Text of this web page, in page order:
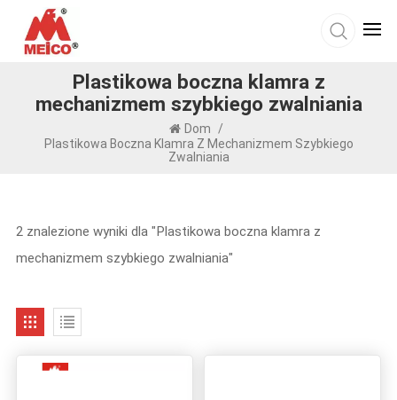
Plastikowa boczna klamra z
mechanizmem szybkiego zwalniania
Dom
/
Plastikowa Boczna Klamra Z Mechanizmem Szybkiego
Zwalniania
2 znalezione wyniki dla "Plastikowa boczna klamra z
mechanizmem szybkiego zwalniania"